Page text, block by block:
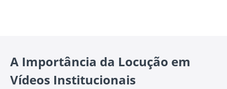
A Importância da Locução em
Vídeos Institucionais